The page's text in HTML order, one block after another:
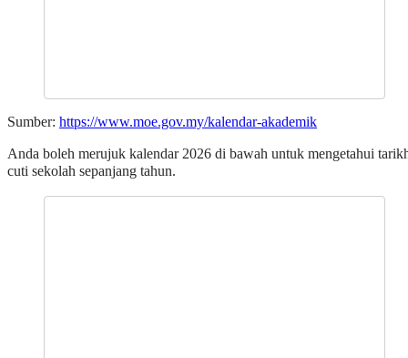
Sumber: https://www.moe.gov.my/kalendar-akademik
Anda boleh merujuk kalendar 2026 di bawah untuk mengetahui
cuti sekolah sepanjang tahun.